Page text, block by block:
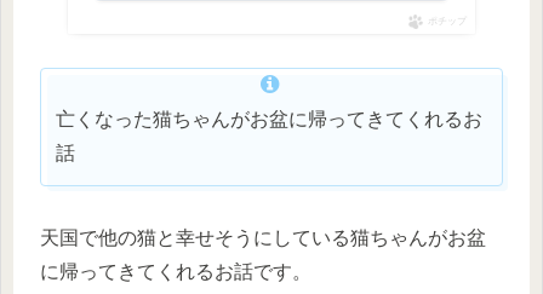
ポチップ
亡くなった猫ちゃんがお盆に帰ってきてくれるお
話
天国で他の猫と幸せそうにしている猫ちゃんがお盆
に帰ってきてくれるお話です。